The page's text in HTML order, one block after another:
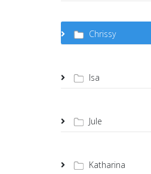
Chrissy
Isa
Jule
Katharina